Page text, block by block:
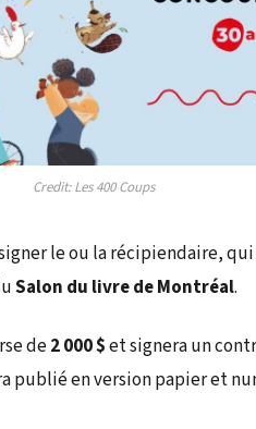
Credit: Les 400 Coups
le ou la récipiendaire, qui
Salon du livre de Montréal.
de2 000 $et signera un
publié en version papier et